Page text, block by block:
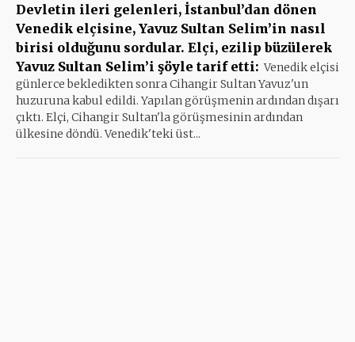
Devletin ileri gelenleri, İstanbul’dan dönen
Venedik elçisine, Yavuz Sultan Selim’in nasıl
birisi olduğunu sordular. Elçi, ezilip büzülerek
Yavuz Sultan Selim’i şöyle tarif etti: Venedik elçisi
günlerce bekledikten sonra Cihangir Sultan Yavuz'un
huzuruna kabul edildi. Yapılan görüşmenin ardından dışarı
çıktı. Elçi, Cihangir Sultan'la görüşmesinin ardından
ülkesine döndü. Venedik'teki üst...